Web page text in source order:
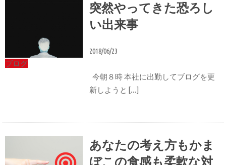
ブログ
突然やってきた恐ろし
い出来事
2018/06/23
今朝８時 本社に出勤してブログを更
新しようと […]
あなたの考え方もかま
ぼこの食感も柔軟な対